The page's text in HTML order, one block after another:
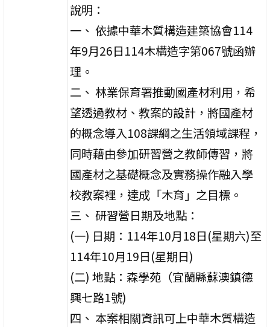
說明：
一、 依據中華木質構造建築協會114
年9月26日114木構造字第067號函辦
理。
二、 林業保育署推動國產材利用，希
望透過教材、教案的設計，將國產材
的概念導入108課綱之生活領域課程，
同時藉由參加研習營之教師傳習，將
國產材之基礎概念及實務操作融入學
校教案裡，達成「木育」之目標。
三、 研習營日期及地點：
(一) 日期：114年10月18日(星期六)至
114年10月19日(星期日)
(二) 地點：森學苑（宜蘭縣蘇澳鎮德
興七路1號)
四、 本案相關資訊可上中華木質構造